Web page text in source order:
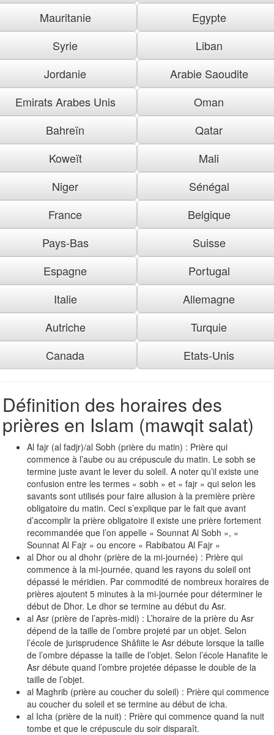
Mauritanie
Egypte
Syrie
Liban
Jordanie
Arabie Saoudite
Emirats Arabes Unis
Oman
Bahreïn
Qatar
Koweït
Mali
Niger
Sénégal
France
Belgique
Pays-Bas
Suisse
Espagne
Portugal
Italie
Allemagne
Autriche
Turquie
Canada
Etats-Unis
Définition des horaires des
prières en Islam (mawqit salat)
Al fajr (al fadjr)/al Sobh (prière du matin) : Prière qui
commence à l’aube ou au crépuscule du matin. Le sobh se
termine juste avant le lever du soleil. A noter qu’il existe une
confusion entre les termes « sobh » et « fajr » qui selon les
savants sont utilisés pour faire allusion à la première prière
obligatoire du matin. Ceci s’explique par le fait que avant
d’accomplir la prière obligatoire il existe une prière fortement
recommandée que l’on appelle « Sounnat Al Sobh », «
Sounnat Al Fajr » ou encore « Rabibatou Al Fajr »
al Dhor ou al dhohr (prière de la mi-journée) : Prière qui
commence à la mi-journée, quand les rayons du soleil ont
dépassé le méridien. Par commodité de nombreux horaires de
prières ajoutent 5 minutes à la mi-journée pour déterminer le
début de Dhor. Le dhor se termine au début du Asr.
al Asr (prière de l’après-midi) : L’horaire de la prière du Asr
dépend de la taille de l’ombre projeté par un objet. Selon
l’école de jurisprudence Shâfiite le Asr débute lorsque la taille
de l’ombre dépasse la taille de l’objet. Selon l’école Hanafite le
Asr débute quand l’ombre projetée dépasse le double de la
taille de l’objet.
al Maghrib (prière au coucher du soleil) : Prière qui commence
au coucher du soleil et se termine au début de icha.
al Icha (prière de la nuit) : Prière qui commence quand la nuit
tombe et que le crépuscule du soir disparaît.